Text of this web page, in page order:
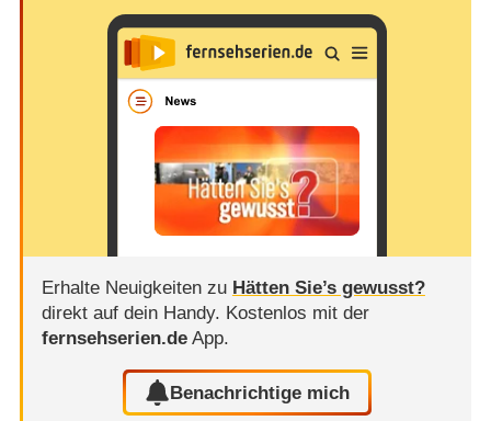
Erhalte Neuigkeiten zu Hätten Sie’s gewusst?
direkt auf dein Handy. Kostenlos mit der
fernsehserien.deApp.
Benachrichtige mich